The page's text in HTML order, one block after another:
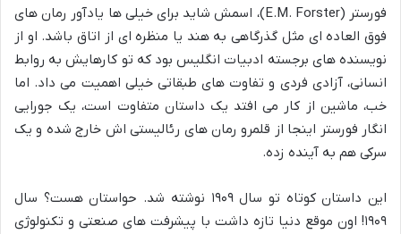
فورستر (E.M. Forster)، اسمش شاید برای خیلی ها یادآور رمان های
فوق العاده ای مثل گذرگاهی به هند یا منظره ای از اتاق باشد. او از
نویسنده های برجسته ادبیات انگلیس بود که تو کارهایش به روابط
انسانی، آزادی فردی و تفاوت های طبقاتی خیلی اهمیت می داد. اما
خب، ماشین از کار می افتد یک داستان متفاوت است، یک جورایی
انگار فورستر اینجا از قلمرو رمان های رئالیستی اش خارج شده و یک
سرکی هم به آینده زده.
این داستان کوتاه تو سال ۱۹۰۹ نوشته شد. حواستان هست؟ سال
۱۹۰۹! اون موقع دنیا تازه داشت با پیشرفت های صنعتی و تکنولوژی